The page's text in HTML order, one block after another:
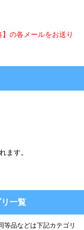
の各メールをお送り
ます。
一覧
等品などは下記カテゴリ